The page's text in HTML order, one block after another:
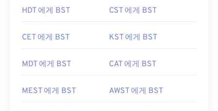
HDT 에게 BST CST 에게 BST
CET 에게 BST KST 에게 BST
MDT 에게 BST CAT 에게 BST
MEST 에게 BST AWST 에게 BST